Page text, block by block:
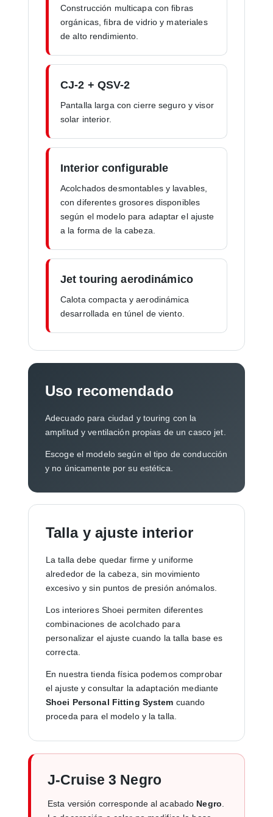
Construcción multicapa con fibras
orgánicas, fibra de vidrio y materiales
de alto rendimiento.
CJ-2 + QSV-2
Pantalla larga con cierre seguro y visor
solar interior.
Interior configurable
Acolchados desmontables y lavables,
con diferentes grosores disponibles
según el modelo para adaptar el ajuste
a la forma de la cabeza.
Jet touring aerodinámico
Calota compacta y aerodinámica
desarrollada en túnel de viento.
Uso recomendado
Adecuado para ciudad y touring con la
amplitud y ventilación propias de un casco jet.
Escoge el modelo según el tipo de conducción
y no únicamente por su estética.
Talla y ajuste interior
La talla debe quedar firme y uniforme
alrededor de la cabeza, sin movimiento
excesivo y sin puntos de presión anómalos.
Los interiores Shoei permiten diferentes
combinaciones de acolchado para
personalizar el ajuste cuando la talla base es
correcta.
En nuestra tienda física podemos comprobar
el ajuste y consultar la adaptación mediante
Shoei Personal Fitting System cuando
proceda para el modelo y la talla.
J-Cruise 3 Negro
Esta versión corresponde al acabado Negro.